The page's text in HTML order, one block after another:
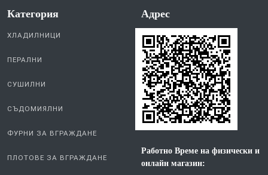
Категория
ХЛАДИЛНИЦИ
ПЕРАЛНИ
СУШИЛНИ
СЪДОМИЯЛНИ
ФУРНИ ЗА ВГРАЖДАНЕ
ПЛОТОВЕ ЗА ВГРАЖДАНЕ
Aдрес
Работно Време на физически и
онлайн магазин: